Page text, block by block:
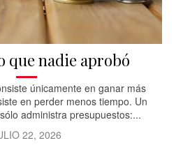
que nadie aprobó
únicamente en ganar más
en perder menos tiempo. Un
administra presupuestos:...
22, 2026